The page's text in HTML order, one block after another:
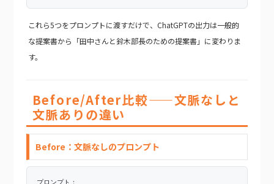
これら5つをプロンプトに渡すだけで、ChatGPTの出力は一般的
な提案書から「田中さんと鈴木部長のための提案書」に変わりま
す。
Before/After比較——文脈なしと
文脈ありの違い
Before：文脈なしのプロンプト
プロンプト：